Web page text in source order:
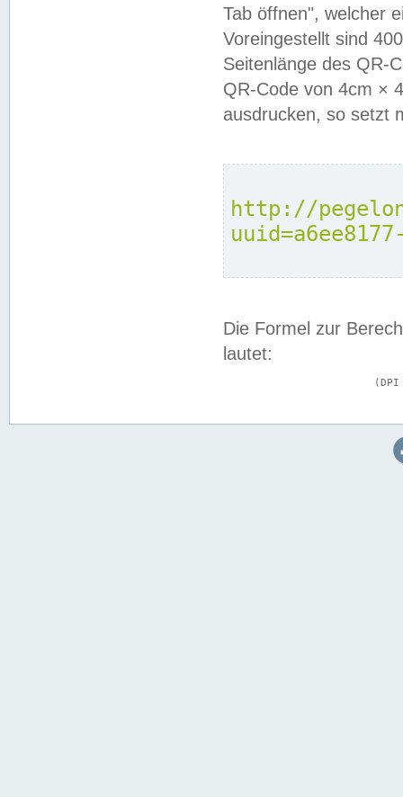
Tab öffnen", welcher
Voreingestellt sind
Seitenlänge des QR-
QR-Code von 4cm ×
ausdrucken, so setzt
http://
Die Formel zur
lautet: